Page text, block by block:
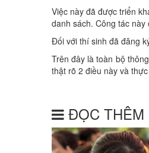
Việc này đã được triển
danh sách. Công tác
Đối với thí sinh đã đăng
Trên đây là toàn bộ
thật rõ 2 điều này và
ĐỌC THÊM